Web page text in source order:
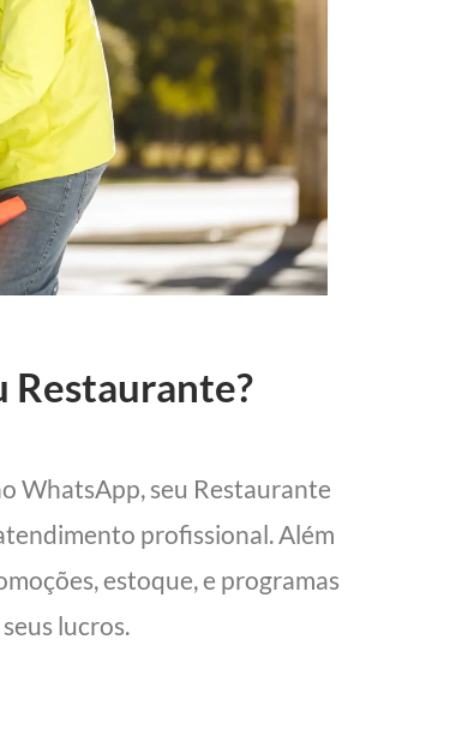
Restaurante?
WhatsApp, seu Restaurante
profissional. Além
estoque, e programas
lucros.